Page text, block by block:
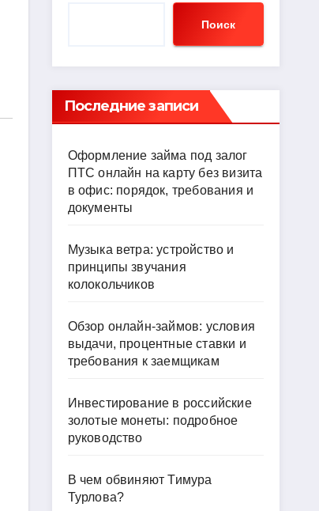
Поиск
Последние записи
Оформление займа под залог
ПТС онлайн на карту без визита
в офис: порядок, требования и
документы
Музыка ветра: устройство и
принципы звучания
колокольчиков
Обзор онлайн-займов: условия
выдачи, процентные ставки и
требования к заемщикам
Инвестирование в российские
золотые монеты: подробное
руководство
В чем обвиняют Тимура
Турлова?